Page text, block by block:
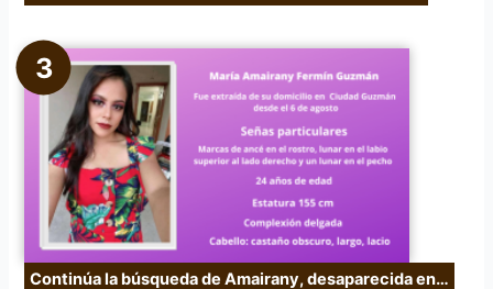
Continúa la búsqueda de Amairany, desaparecida en…